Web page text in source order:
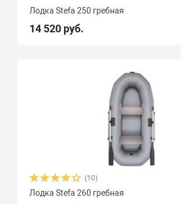
Лодка Stefa 250 гребная
14 520 руб.
(10)
Лодка Stefa 260 гребная